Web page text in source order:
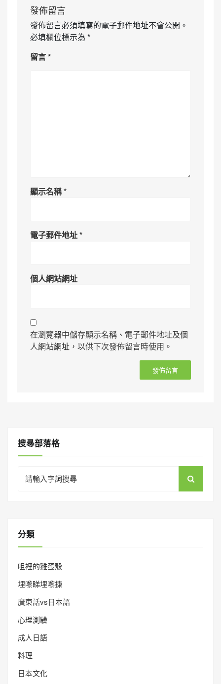
發佈留言
發佈留言必須填寫的電子郵件地址不會公開。
必填欄位標示為 *
留言*
顯示名稱*
電子郵件地址*
個人網站網址
在瀏覽器中儲存顯示名稱、電子郵件地址及個
人網站網址，以供下次發佈留言時使用。
搜㝷部落格
for:
分類
咀裡的雞蛋殼
埋嚟睇埋嚟揀
廣東話vs日本語
心理測驗
成人日語
料理
日本文化